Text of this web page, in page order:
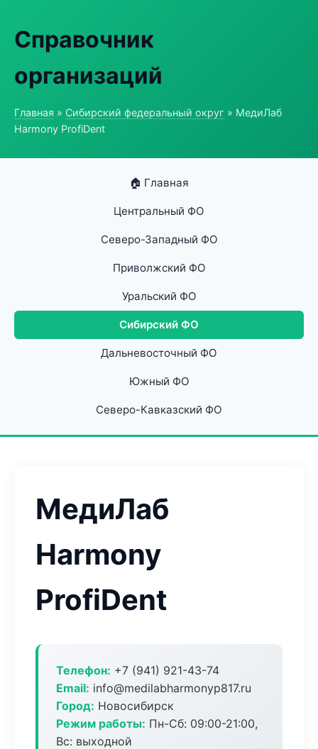
Справочник
организаций
Главная » Сибирский федеральный округ » МедиЛаб
Harmony ProfiDent
🏠 Главная
Центральный ФО
Северо-Западный ФО
Приволжский ФО
Уральский ФО
Сибирский ФО
Дальневосточный ФО
Южный ФО
Северо-Кавказский ФО
МедиЛаб
Harmony
ProfiDent
Телефон: +7 (941) 921-43-74
Email: info@medilabharmonyp817.ru
Город: Новосибирск
Режим работы: Пн-Сб: 09:00-21:00,
Вс: выходной